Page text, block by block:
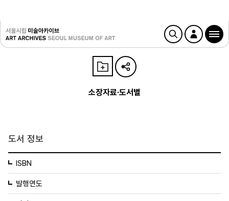
소장자료·도서별
도서 정보
ISBN
발행연도